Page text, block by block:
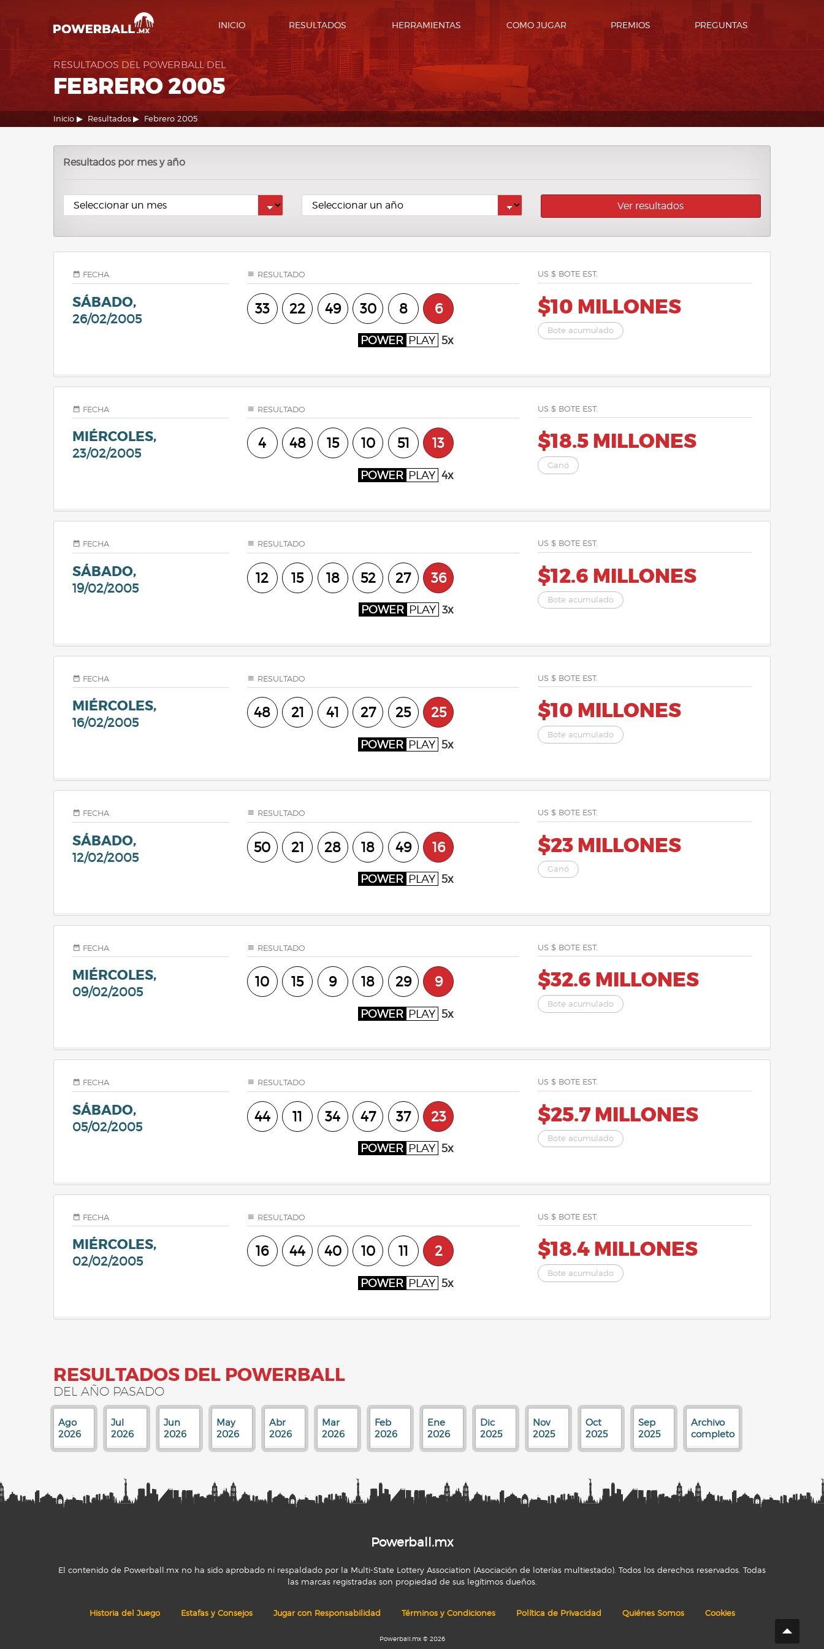
INICIO RESULTADOS HERRAMIENTAS COMO JUGAR PREMIOS PREGUNTAS
RESULTADOS DEL POWERBALL DEL
FEBRERO 2005
Inicio Resultados Febrero 2005
Resultados por mes y año
Ver resultados
FECHA
SÁBADO,
26/02/2005
RESULTADO
33 22 49 30 8 6
POWER PLAY 5x
US $ BOTE EST.
$10 MILLONES
Bote acumulado
FECHA
MIÉRCOLES,
23/02/2005
RESULTADO
4 48 15 10 51 13
POWER PLAY 4x
US $ BOTE EST.
$18.5 MILLONES
Ganó
FECHA
SÁBADO,
19/02/2005
RESULTADO
12 15 18 52 27 36
POWER PLAY 3x
US $ BOTE EST.
$12.6 MILLONES
Bote acumulado
FECHA
MIÉRCOLES,
16/02/2005
RESULTADO
48 21 41 27 25 25
POWER PLAY 5x
US $ BOTE EST.
$10 MILLONES
Bote acumulado
FECHA
SÁBADO,
12/02/2005
RESULTADO
50 21 28 18 49 16
POWER PLAY 5x
US $ BOTE EST.
$23 MILLONES
Ganó
FECHA
MIÉRCOLES,
09/02/2005
RESULTADO
10 15 9 18 29 9
POWER PLAY 5x
US $ BOTE EST.
$32.6 MILLONES
Bote acumulado
FECHA
SÁBADO,
05/02/2005
RESULTADO
44 11 34 47 37 23
POWER PLAY 5x
US $ BOTE EST.
$25.7 MILLONES
Bote acumulado
FECHA
MIÉRCOLES,
02/02/2005
RESULTADO
16 44 40 10 11 2
POWER PLAY 5x
US $ BOTE EST.
$18.4 MILLONES
Bote acumulado
RESULTADOS DEL POWERBALL
DEL AÑO PASADO
Ago
2026
Jul
2026
Jun
2026
May
2026
Abr
2026
Mar
2026
Feb
2026
Ene
2026
Dic
2025
Nov
2025
Oct
2025
Sep
2025
Archivo
completo
Powerball.mx
El contenido de Powerball.mx no ha sido aprobado ni respaldado por la Multi-State Lottery Association (Asociación de loterías multiestado). Todos los derechos reservados. Todas
las marcas registradas son propiedad de sus legítimos dueños.
Historia del Juego Estafas y Consejos Jugar con Responsabilidad Términos y Condiciones Política de Privacidad Quiénes Somos Cookies
Powerball.mx © 2026